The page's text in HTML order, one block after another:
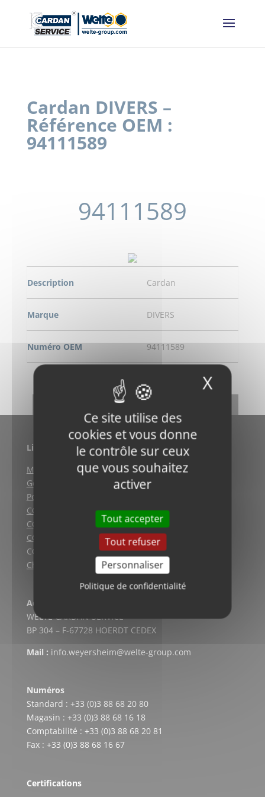
Ce site utilise des
cookies et vous donne
le contrôle sur ceux
que vous souhaitez
activer
Tout accepter
Tout refuser
Personnaliser
Politique de confidentialité
X
Cardan DIVERS –
Référence OEM :
94111589
94111589
Description Cardan
Marque DIVERS
Numéro OEM 94111589
DEMANDE DE RENSEIGNEMENT
RETOUR
Liens utiles
Mentions légales
Gestion des cookies
Politique de confidentialité
CGV (Weyersheim)
CGV (Strasbourg)
CGV (Lyon)
CGV vente en ligne
Charte qualité
Adresse postale
WELTE CARDAN-SERVICE
BP 304 – F-67728 HOERDT CEDEX
Mail : info.weyersheim@welte-group.com
Numéros
Standard : +33 (0)3 88 68 20 80
Magasin : +33 (0)3 88 68 16 18
Comptabilité : +33 (0)3 88 68 20 81
Fax : +33 (0)3 88 68 16 67
Certifications